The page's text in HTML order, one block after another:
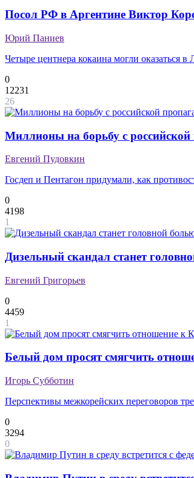
Посол РФ в Аргентине Виктор
Юрий Паниев
Четыре центнера кокаина могли оказаться в
0
12231
26
Миллионы на борьбу с российской
Евгений Пудовкин
Госдеп и Пентагон придумали, как
0
4198
1
Дизельный скандал станет
Евгений Григорьев
0
4459
1
Белый дом просят смягчить
Игорь Субботин
Перспективы межкорейских переговоров
0
3294
0